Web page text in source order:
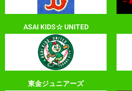
ASAI KIDS☆ UNITED
東金ジュニアーズ